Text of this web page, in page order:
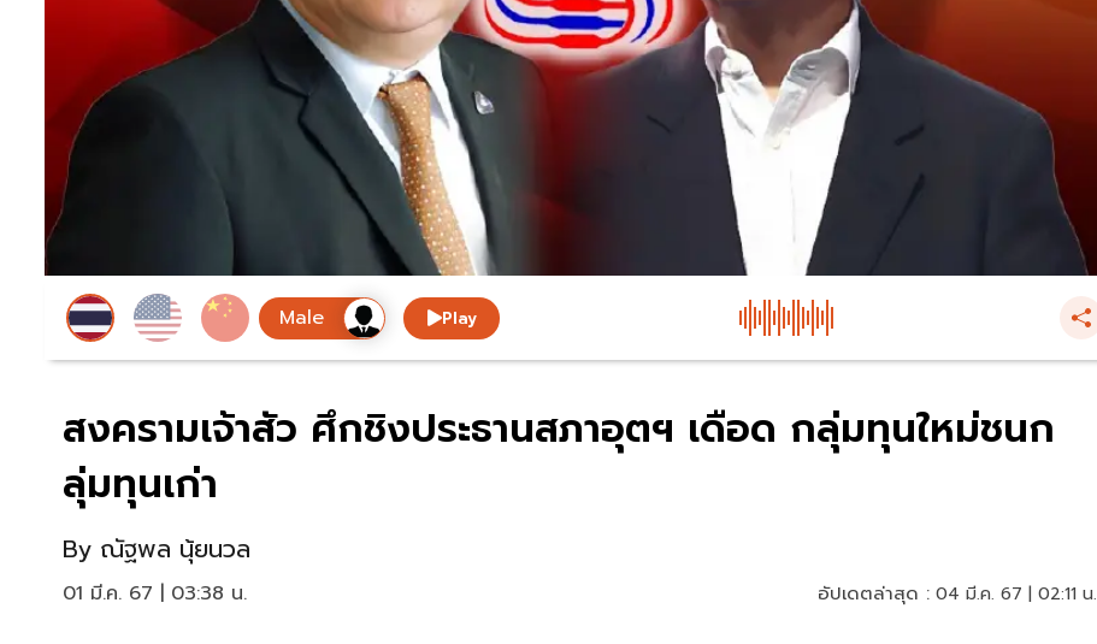
Play
สงครามเจ้าสัว ศึกชิงประธานสภาอุตฯ เดือด กลุ่มทุนใหม่ชนก
ลุ่มทุนเก่า
By ณัฐพล นุ้ยนวล
01 มี.ค. 67 | 03:38 น. อัปเดตล่าสุด : 04 มี.ค. 67 | 02:11 น.